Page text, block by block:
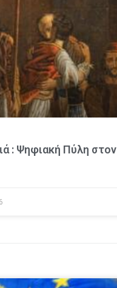
: Ψηφιακή Πύλη στον